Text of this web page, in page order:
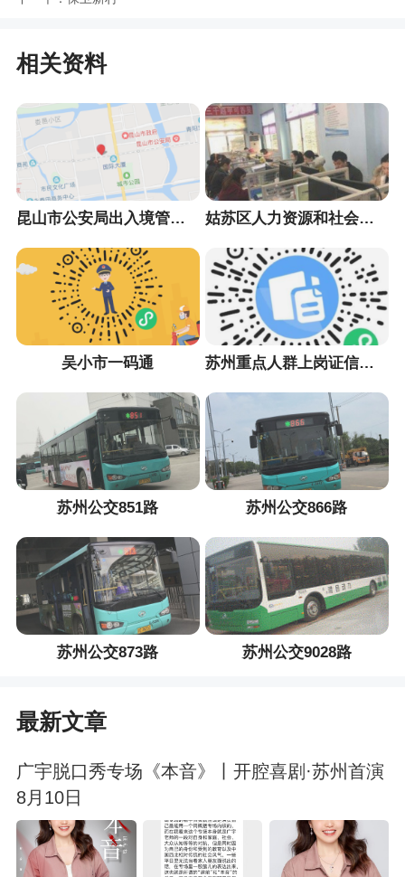
相关资料
昆山市公安局出入境管理大队 姑苏区人力资源和社会保障局
吴小市一码通 苏州重点人群上岗证信息采集小程序
苏州公交851路 苏州公交866路
苏州公交873路 苏州公交9028路
最新文章
广宇脱口秀专场《本音》丨开腔喜剧·苏州首演
8月10日